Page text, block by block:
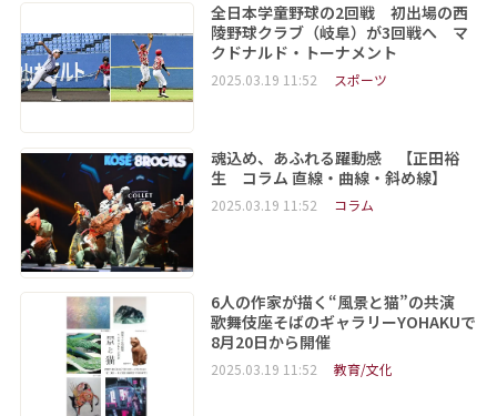
全日本学童野球の2回戦 初出場の西
陵野球クラブ（岐阜）が3回戦へ マ
クドナルド・トーナメント
2025.03.19 11:52 スポーツ
魂込め、あふれる躍動感 【正田裕
生 コラム 直線・曲線・斜め線】
2025.03.19 11:52 コラム
6人の作家が描く“風景と猫”の共演
歌舞伎座そばのギャラリーYOHAKUで
8月20日から開催
2025.03.19 11:52 教育/文化